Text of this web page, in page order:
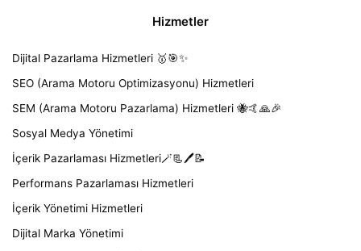
Hizmetler
Dijital Pazarlama Hizmetleri 🥇🎯✨
SEO (Arama Motoru Optimizasyonu) Hizmetleri
SEM (Arama Motoru Pazarlama) Hizmetleri 🐝🤙🙏🎉
Sosyal Medya Yönetimi
İçerik Pazarlaması Hizmetleri🪄📃🖊️📝
Performans Pazarlaması Hizmetleri
İçerik Yönetimi Hizmetleri
Dijital Marka Yönetimi